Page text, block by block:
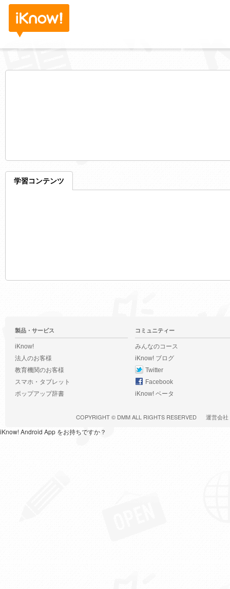
学習コンテンツ
製品・サービス
iKnow!
法人のお客様
教育機関のお客様
スマホ・タブレット
ポップアップ辞書
コミュニティー
みんなのコース
iKnow! ブログ
Twitter
Facebook
iKnow! ベータ
COPYRIGHT © DMMALL RIGHTS RESERVED 運営会社
iKnow! Android App をお持ちですか？